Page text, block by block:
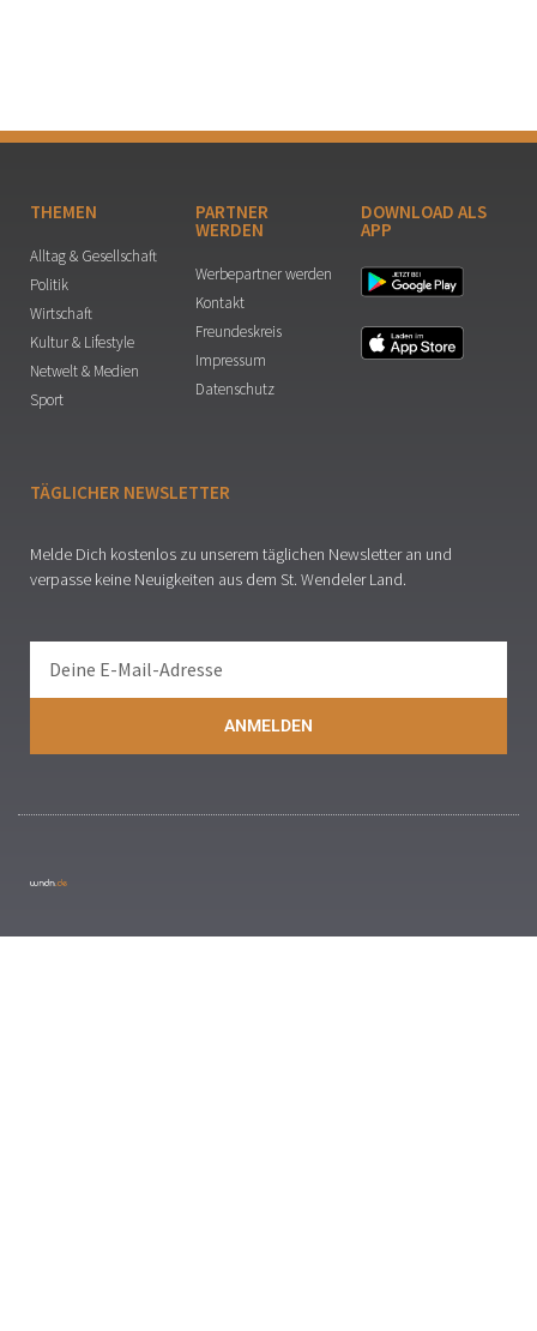
THEMEN
Alltag & Gesellschaft
Politik
Wirtschaft
Kultur & Lifestyle
Netwelt & Medien
Sport
PARTNER
WERDEN
Werbepartner werden
Kontakt
Freundeskreis
Impressum
Datenschutz
DOWNLOAD ALS
APP
TÄGLICHER NEWSLETTER
Melde Dich kostenlos zu unserem täglichen Newsletter an und
verpasse keine Neuigkeiten aus dem St. Wendeler Land.
ANMELDEN